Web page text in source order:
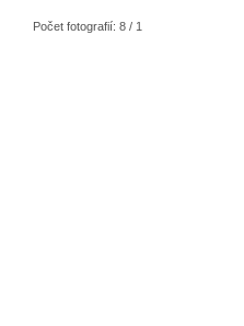
Počet fotografií: 8 / 1